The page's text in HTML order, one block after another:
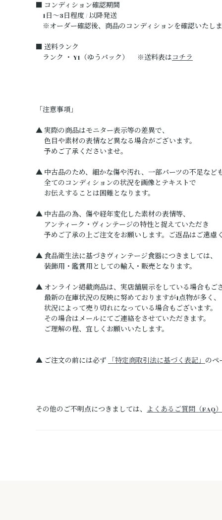
■ コンディション確認期間
1日～3日程度 / 以降発送
※オーダー確認後、商品のコンディションを確認いたしま
■ 送料ランク
ランク ・ Y1（ゆうパック） ※送料表はコチラ
「注意事項」
▲ 実際の商品はモニター表示等の差異で、
色目や素材の表情など異なる場合がございます。
予めご了承くださいませ。
▲ 中古品のため、細かな傷や汚れ、一部パーツの不足など
全てのコンディションの状況を画像とテキストで
お伝えすることは困難となります。
▲ 中古品の為、傷や経年変化した素材の表情等、
アンティーク・ヴィンテージの特性と捉えていただき
予めご了承の上ご注文をお願いします。ご返品はご遠慮く
▲ 食品衛生法に基づきヴィンテージ食器につきましては、
装飾用・鑑賞用としての輸入・販売となります。
▲ オンライン掲載商品は、実店舗展示をしている場合もござ
最新の在庫状況の反映に努めておりますが1点物が多く、
状況によって売り切れになっている場合もございます。
その場合はメールにてご連絡をさせていただきます。
ご理解の程、宜しくお願いいたします。
▲ ご注文の前には必ず 「特定商取引法に基づく表記」のペ
その他のご不明点につきましては、 よくあるご質問（FAQ）